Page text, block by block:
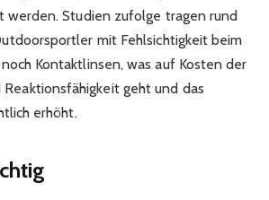
werden. Studien zufolge tragen rund
mit Fehlsichtigkeit beim
Kontaktlinsen, was auf Kosten der
Reaktionsfähigkeit geht und das
erhöht.